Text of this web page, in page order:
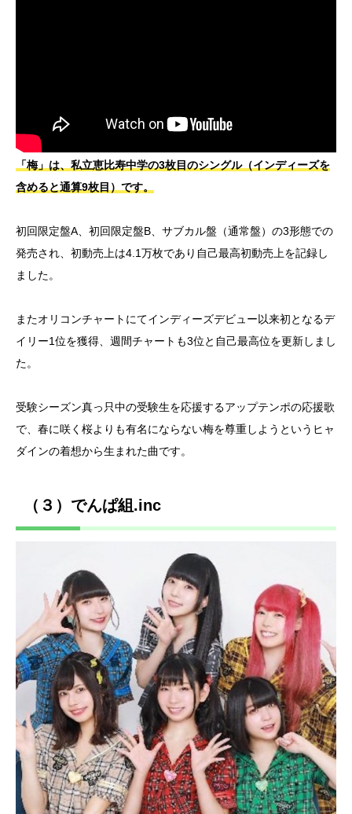
「梅」は、私立恵比寿中学の3枚目のシングル（インディーズを
含めると通算9枚目）です。
初回限定盤A、初回限定盤B、サブカル盤（通常盤）の3形態での
発売され、初動売上は4.1万枚であり自己最高初動売上を記録し
ました。
またオリコンチャートにてインディーズデビュー以来初となるデ
イリー1位を獲得、週間チャートも3位と自己最高位を更新しまし
た。
受験シーズン真っ只中の受験生を応援するアップテンポの応援歌
で、春に咲く桜よりも有名にならない梅を尊重しようというヒャ
ダインの着想から生まれた曲です。
（３）でんぱ組.inc